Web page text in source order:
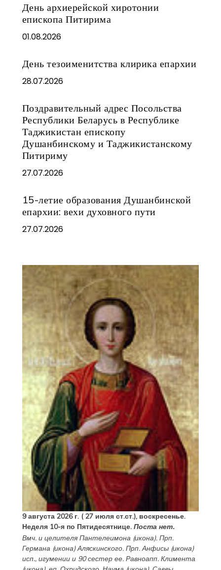
День архиерейской хиротонии
епископа Питирима
01.08.2026
День тезоименитства клирика епархии
28.07.2026
Поздравительный адрес Посольства
Республики Беларусь в Республике
Таджикистан епископу
Душанбинскому и Таджикистанскому
Питириму
27.07.2026
15-летие образования Душанбинской
епархии: вехи духовного пути
27.07.2026
9 августа 2026 г. ( 27 июля ст.ст.), воскресенье.
Неделя 10-я по Пятидесятнице. Поста нет.
Вмч. и целителя Пантелеимона(икона). Прп.
Германа(икона) Аляскинского. Прп.Анфисы(икона)
исп., игумении и 90 сестер ее. Равноапп. Климента